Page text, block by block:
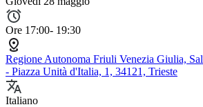
Ore 17:00- 19:30
Regione Autonoma Friuli Venezia Giulia,
- Piazza Unità d'Italia, 1, 34121, Trieste
Italiano